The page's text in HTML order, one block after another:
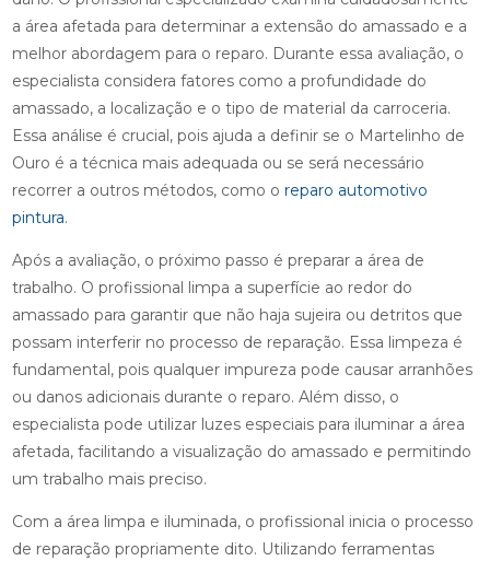
a área afetada para determinar a extensão do amassado e a
melhor abordagem para o reparo. Durante essa avaliação, o
especialista considera fatores como a profundidade do
amassado, a localização e o tipo de material da carroceria.
Essa análise é crucial, pois ajuda a definir se o Martelinho de
Ouro é a técnica mais adequada ou se será necessário
recorrer a outros métodos, como o reparo automotivo
pintura.
Após a avaliação, o próximo passo é preparar a área de
trabalho. O profissional limpa a superfície ao redor do
amassado para garantir que não haja sujeira ou detritos que
possam interferir no processo de reparação. Essa limpeza é
fundamental, pois qualquer impureza pode causar arranhões
ou danos adicionais durante o reparo. Além disso, o
especialista pode utilizar luzes especiais para iluminar a área
afetada, facilitando a visualização do amassado e permitindo
um trabalho mais preciso.
Com a área limpa e iluminada, o profissional inicia o processo
de reparação propriamente dito. Utilizando ferramentas